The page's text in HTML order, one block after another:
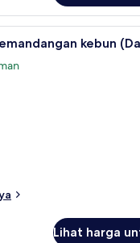
Minibar,
kebun
Lihat harga